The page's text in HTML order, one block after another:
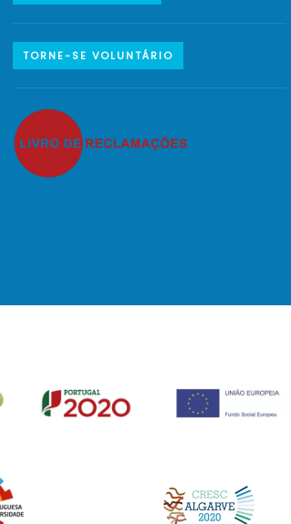
TORNE-SE VOLUNTÁRIO